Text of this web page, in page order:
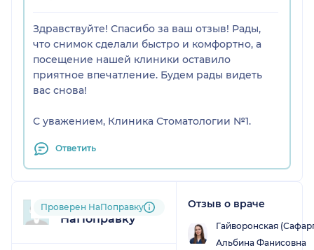
Здравствуйте! Спасибо за ваш отзыв! Рады,
что снимок сделали быстро и комфортно, а
посещение нашей клиники оставило
приятное впечатление. Будем рады видеть
вас снова!
С уважением, Клиника Стоматологии №1.
Ответить
Пользователь
НаПоправку
Проверен НаПоправку Отзыв о враче
Гайворонская
Альбина Фанисовна